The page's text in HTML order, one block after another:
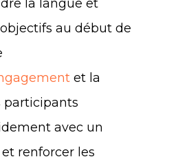
la langue et
au début de
et la
participants
avec un
renforcer les